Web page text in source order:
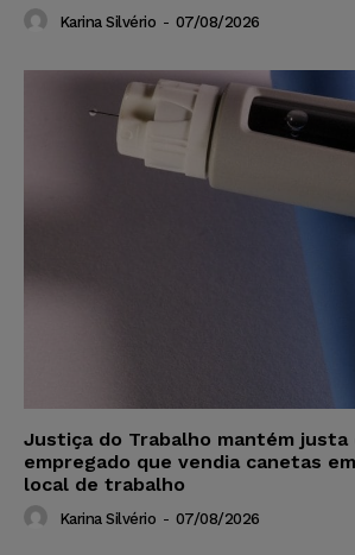
Karina Silvério - 07/08/2026
Justiça do Trabalho mantém justa
empregado que vendia canetas
local de trabalho
Karina Silvério - 07/08/2026